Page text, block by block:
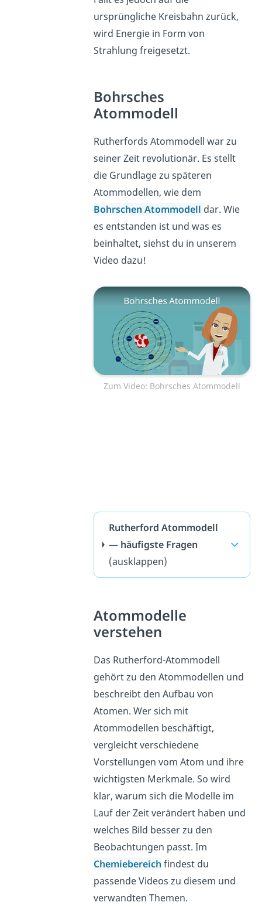
ursprüngliche Kreisbahn zurück,
wird Energie in Form von
Strahlung freigesetzt.
Bohrsches
Atommodell
Rutherfords Atommodell war zu
seiner Zeit revolutionär. Es stellt
die Grundlage zu späteren
Atommodellen, wie dem
Bohrschen Atommodell dar. Wie
es entstanden ist und was es
beinhaltet, siehst du in unserem
Video dazu!
Zum Video: Bohrsches Atommodell
Rutherford Atommodell
— häufigste Fragen
(ausklappen)
Atommodelle
verstehen
Das Rutherford-Atommodell
gehört zu den Atommodellen und
beschreibt den Aufbau von
Atomen. Wer sich mit
Atommodellen beschäftigt,
vergleicht verschiedene
Vorstellungen vom Atom und ihre
wichtigsten Merkmale. So wird
klar, warum sich die Modelle im
Lauf der Zeit verändert haben und
welches Bild besser zu den
Beobachtungen passt. Im
Chemiebereich findest du
passende Videos zu diesem und
verwandten Themen.